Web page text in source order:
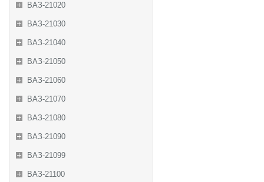
ВАЗ-21020
ВАЗ-21030
ВАЗ-21040
ВАЗ-21050
ВАЗ-21060
ВАЗ-21070
ВАЗ-21080
ВАЗ-21090
ВАЗ-21099
ВАЗ-21100